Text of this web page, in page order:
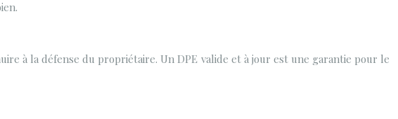
à la défense du propriétaire. Un DPE valide et à jour est une garantie pour le